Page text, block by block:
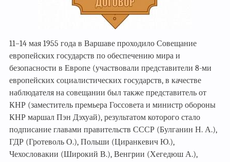
11–14 мая 1955 года в Варшаве проходило Совещание
европейских государств по обеспечению мира и
безопасности в Европе (участвовали представители 8-ми
европейских социалистических государств, в качестве
наблюдателя на совещании был также представитель от
КНР (заместитель премьера Госсовета и министр обороны
КНР маршал Пэн Дэхуай), результатом которого стало
подписание главами правительств СССР (Булганин Н. А.),
ГДР (Гротеволь О.), Польши (Циранкевич Ю.),
Чехословакии (Широкий В.), Венгрии (Хегедюш А.),